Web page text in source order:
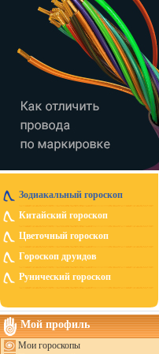
Зодиакальный гороскоп
Китайский гороскоп
Цветочный гороскоп
Гороскоп друидов
Рунический гороскоп
Мой профиль
Мои гороскопы